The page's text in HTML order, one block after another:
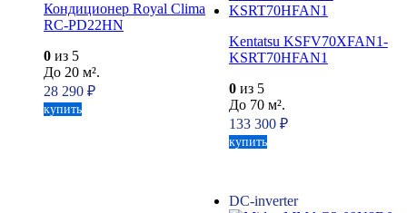
Кондиционер Royal Clima
RC-PD22HN
0 из 5
До 20 м².
28 290 ₽
купить
Kentatsu KSFV70XFAN1-
KSRT70HFAN1
0из 5
До 70 м².
133 300 ₽
купить
DC-inverter